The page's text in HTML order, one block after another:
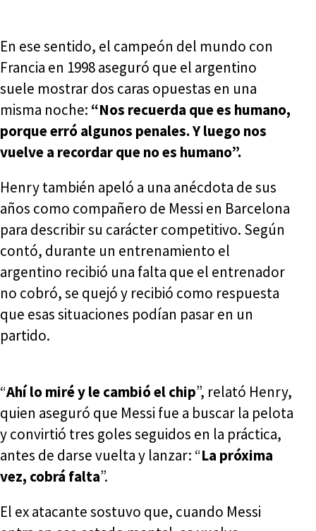
En ese sentido, el campeón del mundo con
Francia en 1998 aseguró que el argentino
suele mostrar dos caras opuestas en una
misma noche: “Nos recuerda que es humano,
porque erró algunos penales. Y luego nos
vuelve a recordar que no es humano”.
Henry también apeló a una anécdota de sus
años como compañero de Messi en Barcelona
para describir su carácter competitivo. Según
contó, durante un entrenamiento el
argentino recibió una falta que el entrenador
no cobró, se quejó y recibió como respuesta
que esas situaciones podían pasar en un
partido.
“Ahí lo miré y le cambió el chip”, relató Henry,
quien aseguró que Messi fue a buscar la pelota
y convirtió tres goles seguidos en la práctica,
antes de darse vuelta y lanzar: “La próxima
vez, cobrá falta”.
El ex atacante sostuvo que, cuando Messi